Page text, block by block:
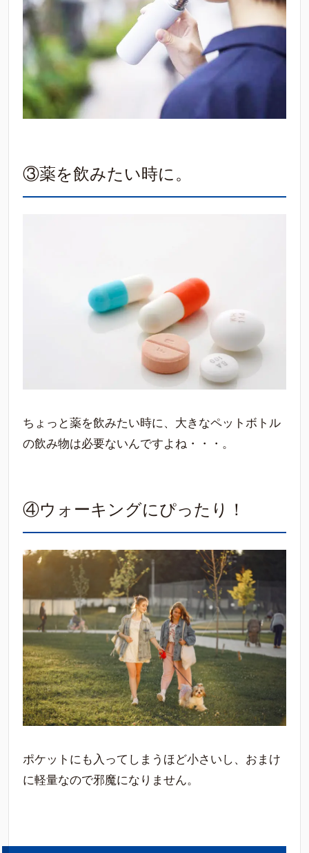
③薬を飲みたい時に。
ちょっと薬を飲みたい時に、大きなペットボトル
の飲み物は必要ないんですよね・・・。
④ウォーキングにぴったり！
ポケットにも入ってしまうほど小さいし、おまけ
に軽量なので邪魔になりません。